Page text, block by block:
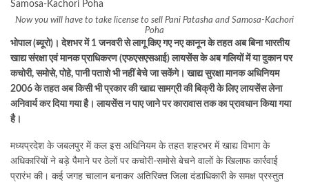
Now you will have to take license to sell Pani Patasha and Samosa-Kachori
Poha
भोपाल (ब्यूरो)। देशभर में 1 जनवरी से लागू किए गए नए कानून के तहत अब बिना भारतीय
खाद्य संरक्षा एवं मानक प्राधिकरण (एफएसएसआई) लायसेंस के अब गलियों में या दुकान पर
कचोरी, समोसे, पोहे, पानी पताशे भी नहीं बेचे जा सकेंगे। खाद्य सुरक्षा मानक अधिनियम
2006 के तहत अब किसी भी प्रकार की खाद्य सामग्री की बिक्री के लिए लायसेंस लेना
अनिवार्य कर दिया गया है। लायसेंस न पाए जाने पर कारावास तक का प्रावधान किया गया
है।
मध्यप्रदेश के जबलपुर में कल इस अधिनियम के तहत शहरभर में खाद्य विभाग के
अधिकारियों ने बड़े पैमाने पर ठेलों पर कचोरी-समोसे बेचने वालों के खिलाफ कार्रवाई
प्रारंभ की। कई जगह चालान बनाकर अतिरिक्त जिला दंडाधिकारी के समक्ष प्रस्तुत